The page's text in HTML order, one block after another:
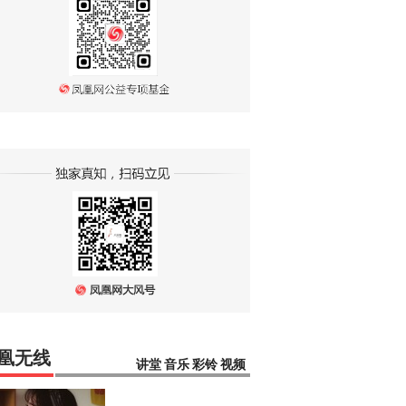
讲堂 音乐 彩铃 视频
无线